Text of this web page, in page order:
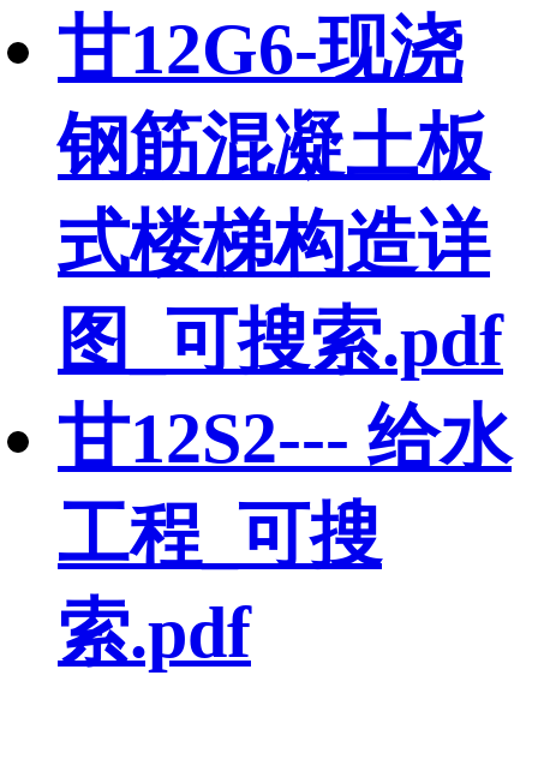
甘12G6-现浇
钢筋混凝土板
式楼梯构造详
图_可搜索.pdf
甘12S2--- 给水
工程_可搜
索.pdf